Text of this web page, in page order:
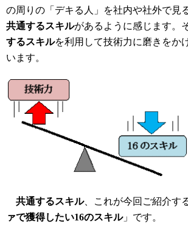
の周りの「デキる人」を社内や社外で見
共通するスキルがあるように感じます。
するスキルを利用して技術力に磨きをか
います。
共通するスキル、これが今回ご紹介す
ァで獲得したい16のスキル」です。